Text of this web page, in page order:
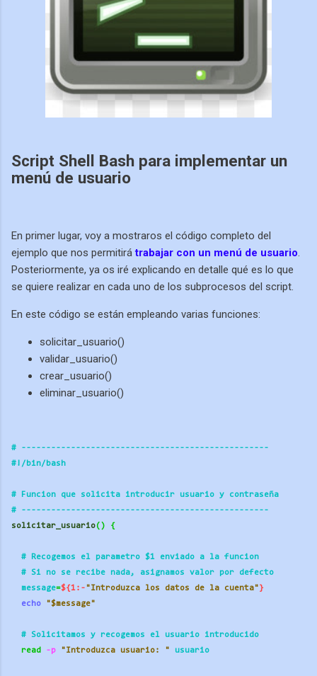
Script Shell Bash para implementar un
menú de usuario
En primer lugar, voy a mostraros el código completo del
ejemplo que nos permitirátrabajar con un menú de usuario.
Posteriormente, ya os iré explicando en detalle qué es lo que
se quiere realizar en cada uno de los subprocesos del script.
En este código se están empleando varias funciones:
solicitar_usuario()
validar_usuario()
crear_usuario()
eliminar_usuario()
# --------------------------------------------------
#!/bin/bash
# Funcion que solicita introducir usuario y contraseña
# --------------------------------------------------
solicitar_usuario() {
# Recogemos el parametro $1 enviado a la funcion
# Si no se recibe nada, asignamos valor por defecto
message=${1:-"Introduzca los datos de la cuenta"}
echo
"$message"
# Solicitamos y recogemos el usuario introducido
read
-p "Introduzca usuario: " usuario